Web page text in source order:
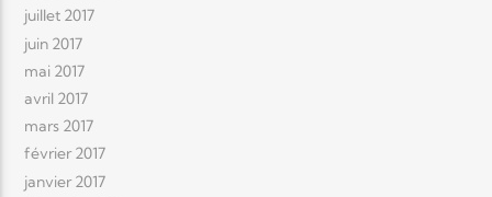
juillet 2017
juin 2017
mai 2017
avril 2017
mars 2017
février 2017
janvier 2017